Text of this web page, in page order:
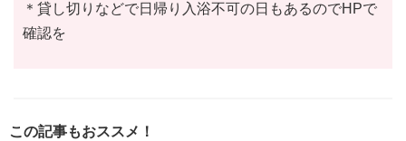
＊貸し切りなどで日帰り入浴不可の日もあるのでHPで
確認を
この記事もおススメ！